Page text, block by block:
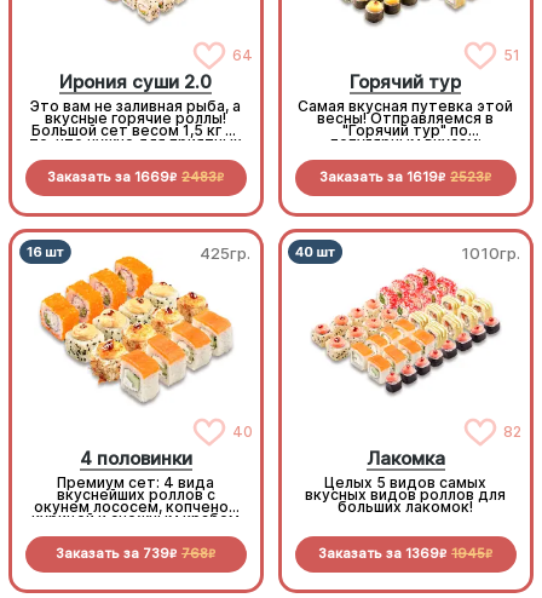
64
Ирония суши 2.0
Это вам не заливная рыба, а
вкусные горячие роллы!
Большой сет весом 1,5 кг —
то, что нужно для приятных
цене.
Заказать за 1669R 2483R
51
Горячий тур
Самая вкусная путевка этой
весны! Отправляемся в
"Горячий тур" по
популярным вкусам:
хрустящий бекон, нежная
курочка и снежный краб.
для большой компании
Заказать за 1619R 2523R
425гр.
40
4 половинки
Премиум сет: 4 вида
вкуснейших роллов с
окунем лососем, копченой
курицей и снежным крабом
Заказать за 739R 768R
1010гр.
82
Лакомка
Целых 5 видов самых
вкусных видов роллов для
больших лакомок!
Заказать за 1369R 1945R